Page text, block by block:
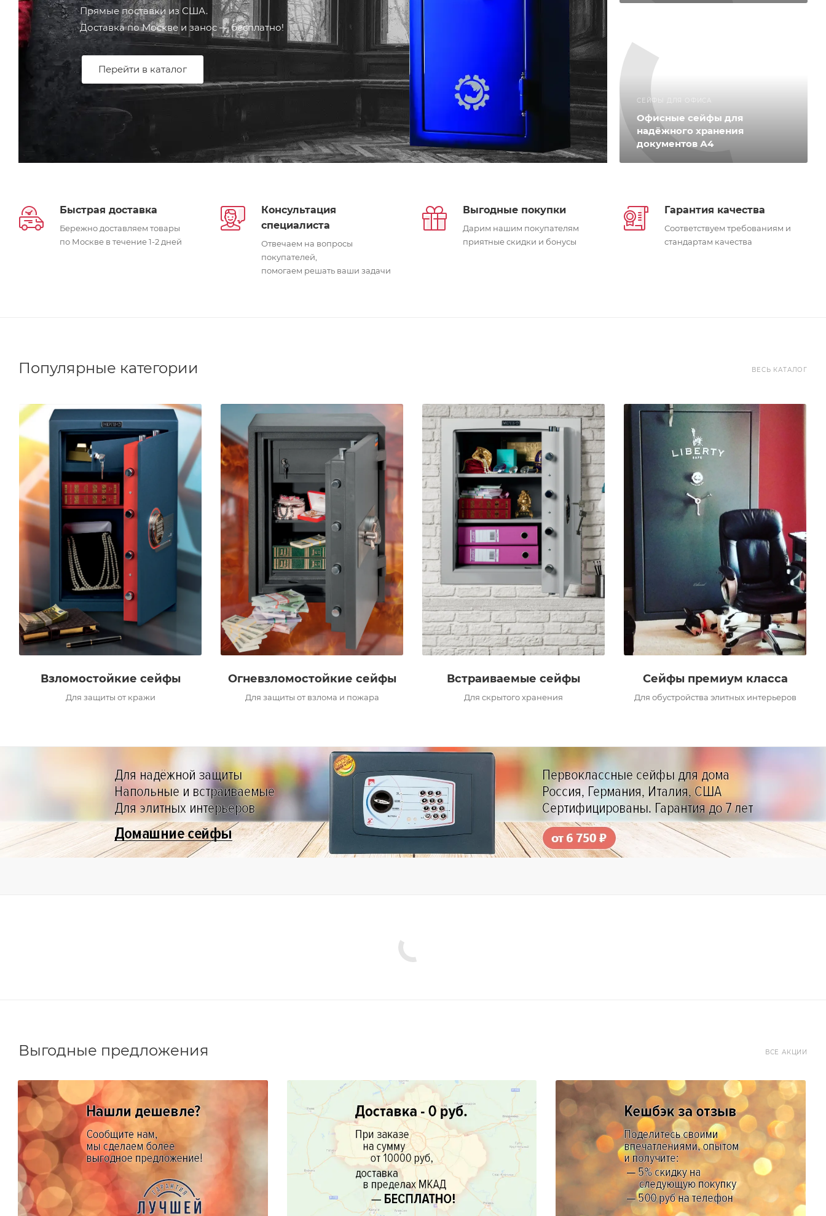
Прямые поставки из США.
Доставка по Москве и занос — бесплатно!
Перейти в каталог
СЕЙФЫ ДЛЯ ОФИСА
Офисные сейфы для
надёжного хранения
документов А4
Быстрая доставка
Бережно доставляем товары
по Москве в течение 1-2 дней
Консультация
специалиста
Отвечаем на вопросы
покупателей,
помогаем решать ваши задачи
Выгодные покупки
Дарим нашим покупателям
приятные скидки и бонусы
Гарантия качества
Соответствуем требованиям и
стандартам качества
Популярные категории ВЕСЬ КАТАЛОГ
Взломостойкие сейфы
Для защиты от кражи
Огневзломостойкие сейфы
Для защиты от взлома и пожара
Встраиваемые сейфы
Для скрытого хранения
Сейфы премиум класса
Для обустройства элитных интерьеров
Выгодные предложения ВСЕ АКЦИИ